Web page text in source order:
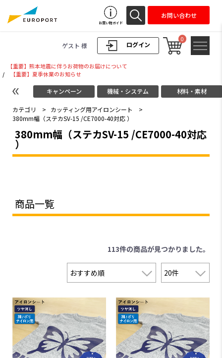
ログイン
ゲスト 様
0
お買い物ガイド
お問い合わせ
【重要】熊本地震に伴うお荷物のお届けについて
/
【重要】夏季休業のお知らせ
キャンペーン 機械・システム 材料・素材
カテゴリ > カッティング用アイロンシート
>
380mm幅（ステカSV-15 /CE7000-40対応 ）
380mm幅（ステカSV-15 /CE7000-40対応
）
商品一覧
113件の商品が見つかりました。